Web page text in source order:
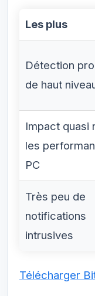
Les plus
Détection
de haut
Impact quasi
les
PC
Très peu de
notifications
intrusives
Télécharger